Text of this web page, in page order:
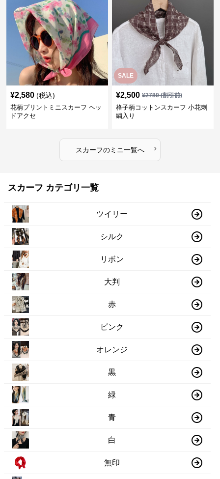
¥2,580 (税込)
花柄プリントミニスカーフ ヘッ
ドアクセ
SALE
¥2,500 ¥2780(割引前)
格子柄コットンスカーフ 小花刺
繍入り
スカーフのミニ一覧へ ›
スカーフ カテゴリ一覧
ツイリー
シルク
リボン
大判
赤
ピンク
オレンジ
黒
緑
青
白
無印